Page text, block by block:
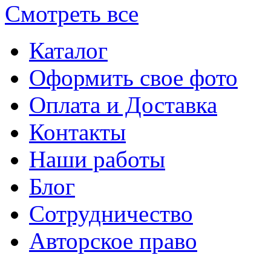
Смотреть все
Каталог
Оформить свое фото
Оплата и Доставка
Контакты
Наши работы
Блог
Сотрудничество
Авторское право